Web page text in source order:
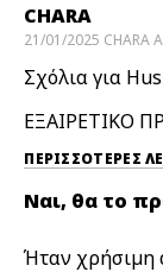
CHARA
21/01/2025 CHARA
Σχόλια για
ΕΞΑΙΡΕΤΙΚΟ
ΠΕΡΙΣΣΌΤΕΡΕΣ
Ναι, θα το
Ήταν